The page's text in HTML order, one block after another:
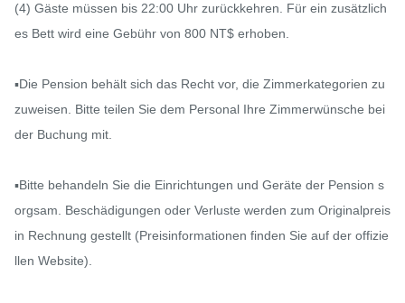
(4) Gäste müssen bis 22:00 Uhr zurückkehren. Für ein zusätzlich
es Bett wird eine Gebühr von 800 NT$ erhoben.
▪️Die Pension behält sich das Recht vor, die Zimmerkategorien zu
zuweisen. Bitte teilen Sie dem Personal Ihre Zimmerwünsche bei
der Buchung mit.
▪️Bitte behandeln Sie die Einrichtungen und Geräte der Pension s
orgsam. Beschädigungen oder Verluste werden zum Originalpreis
in Rechnung gestellt (Preisinformationen finden Sie auf der offizie
llen Website).